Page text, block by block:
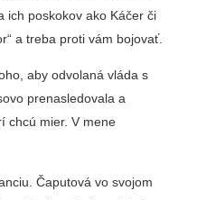
ich poskokov ako Káčer či
a treba proti vám bojovať.
aby odvolaná vláda s
prenasledovala a
chcú mier. V mene
Čaputová vo svojom